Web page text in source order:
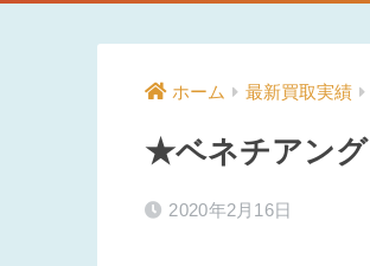
ホーム 最新買取実績
★ベネチアン
2020年2月16日